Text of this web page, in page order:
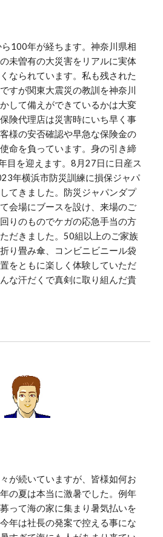
100年が経ちます。神奈川県相
未曽有の大災害をリアルに実体
なられています。私も残された
すが関東大震災の教訓を神奈川
して備えができているかは大変
険代理店は災害時にいち早く事
様の安否確認や早急な保険金の
命を負っています。身の引き締
目を迎えます。8月27日に日産ス
年横浜市防災訓練に損保ジャパ
てきました。防災ジャパンダプ
会場にブースを設け、来場のご
りのものでケガの応急手当の方
だきました。50組以上のご家族
り畳み傘、コンビニビニール袋
をともに楽しく体験していただ
な汗だくで真剣に取り組んだ貴
が続いていますが、皆様如何お
の夏は本当に激暑でした。例年
って海の家に集まり暑気払いを
年は社長の発案で控える事にな